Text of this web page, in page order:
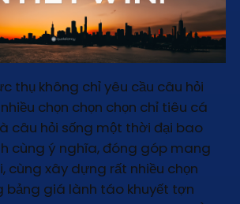
thụ không chỉ yêu cầu câu hỏi
chọn chọn chọn chỉ tiêu cá
câu hỏi sống một thời đại bao
cùng ý nghĩa, đóng góp mang
cùng xây dựng rất nhiều chọn
bảng giá lành táo khuyết tợn